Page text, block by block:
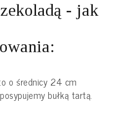
- jak
o średnicy 24 cm
bułką tartą.